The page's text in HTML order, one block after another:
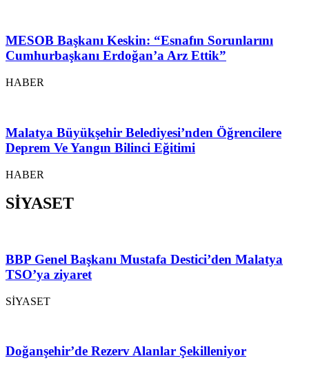
MESOB Başkanı Keskin: “Esnafın Sorunlarını
Cumhurbaşkanı Erdoğan’a Arz Ettik”
HABER
Malatya Büyükşehir Belediyesi’nden Öğrencilere
Deprem Ve Yangın Bilinci Eğitimi
HABER
SİYASET
BBP Genel Başkanı Mustafa Destici’den Malatya
TSO’ya ziyaret
SİYASET
Doğanşehir’de Rezerv Alanlar Şekilleniyor